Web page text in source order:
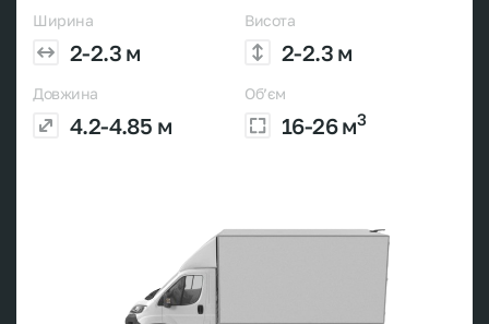
Ширина
2-2.3 м
Висота
2-2.3 м
Довжина
4.2-4.85 м
Об’єм
16-26 м3